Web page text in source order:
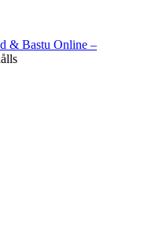
& Bastu Online –